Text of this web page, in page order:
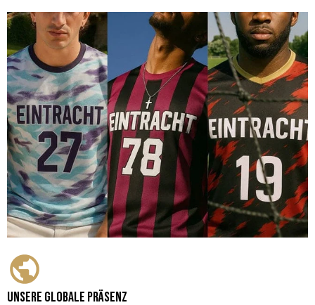
Unsere globale Präsenz